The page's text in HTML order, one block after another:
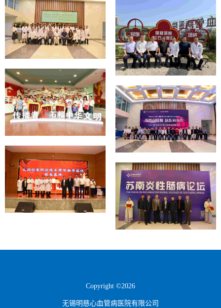
Copyright ©2026
无锡明慈心血管病医院有限公司